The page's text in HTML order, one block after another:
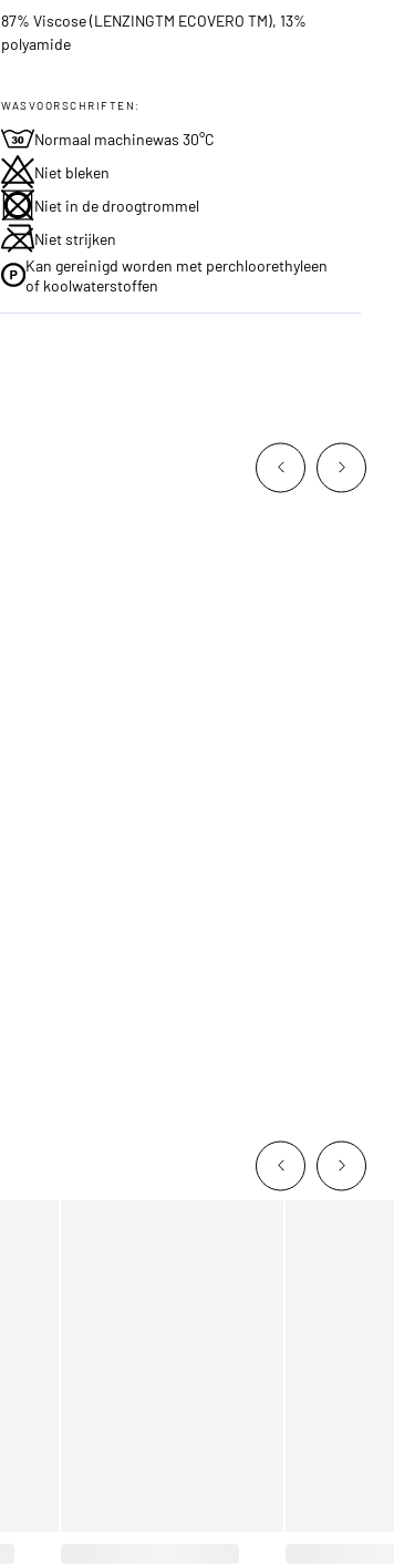
87% Viscose (LENZINGTM ECOVERO TM), 13%
polyamide
WASVOORSCHRIFTEN:
Normaal machinewas 30°C
Niet bleken
Niet in de droogtrommel
Niet strijken
Kan gereinigd worden met perchloorethyleen
of koolwaterstoffen